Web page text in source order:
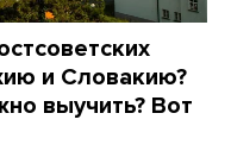
и Словакию?
выучить? Вот